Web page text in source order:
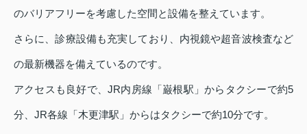
のバリアフリーを考慮した空間と設備を整えています。
さらに、診療設備も充実しており、内視鏡や超音波検査など
の最新機器を備えているのです。
アクセスも良好で、JR内房線「巌根駅」からタクシーで約5
分、JR各線「木更津駅」からはタクシーで約10分です。